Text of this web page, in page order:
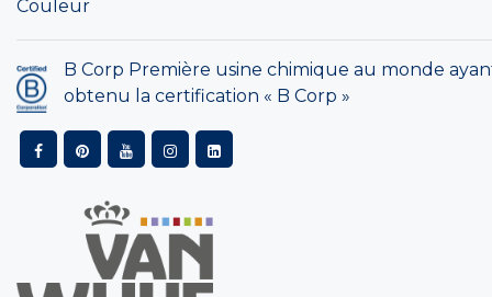
Couleur
B Corp Première usine chimique au monde
obtenu la certification « B Corp »